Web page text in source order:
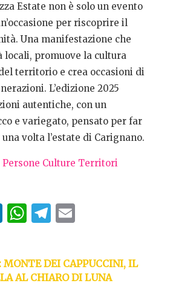
Estate non è solo un evento
per riscoprire il
Una manifestazione che
locali, promuove la cultura
territorio e crea occasioni di
L’edizione 2025
autentiche, con un
e variegato, pensato per far
volta l’estate di Carignano.
Culture Territori
LinkedIn
WhatsApp
Telegram
Email
DEI CAPPUCCINI, IL
AL CHIARO DI LUNA